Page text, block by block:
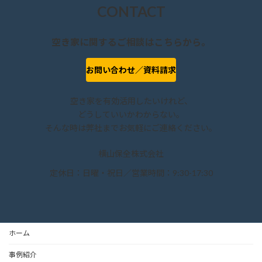
CONTACT
空き家に関するご相談はこちらから。
お問い合わせ／資料請求
空き家を有効活用したいけれど、
どうしていいかわからない。
そんな時は弊社までお気軽にご連絡ください。
横山保全株式会社
定休日：日曜・祝日／営業時間：9:30-17:30
ホーム
事例紹介